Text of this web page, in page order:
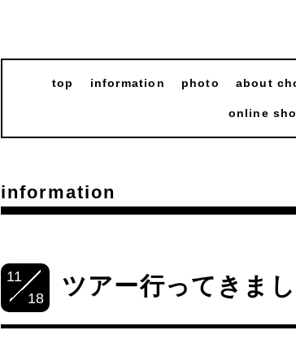
top information photo about
online
information
11
18
ツアー行ってきまし